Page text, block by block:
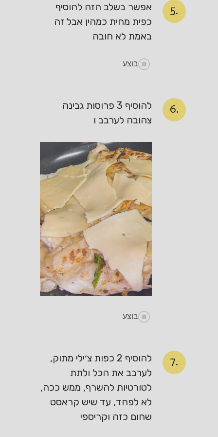
5.
אפשר בשלב הזה להוסיף
כפית מחית כמהין אבל זה
באמת לא חובה
בוצע
6.
להוסיף 3 פרוסות גבינה
צהובה לערבב ו
בוצע
7.
להוסיף 2 כפות צ׳ילי מתוק,
לערבב את הכל ולתת
לטורטיות להשרף, ממש ככה,
לא לפחד, עד שיש קראסט
שחום כזה וקריספי